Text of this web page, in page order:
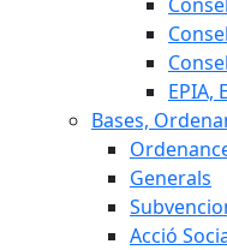
EPIA,
Bases,
Generals
Acció